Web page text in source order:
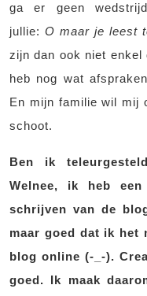
ga er geen
jullie:O maar je leest
zijn dan ook niet enkel
heb nog wat
En mijn familie wil mij
schoot.
Ben ik
Welnee, ik heb
schrijven van de
maar goed dat ik het
blog online (-_-).
goed. Ik maak